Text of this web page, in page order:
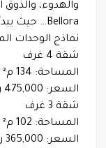
والهدوء، والذوق
Bellora… حيث يبدأ نمط الحياة الذي تستحقه.
نماذج الوحدات
شقة 4 غرف
المساحة: 134 م²
السعر: 475,000 ريال
شقة 3 غرف
المساحة: 102 م²
السعر: 365,000 ريال